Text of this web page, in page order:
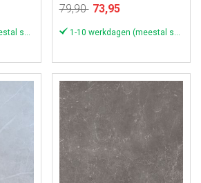
1-10 werkdagen (meestal sneller)
79,90 Speciale
73,95
1-10 werkdagen (meestal sneller)